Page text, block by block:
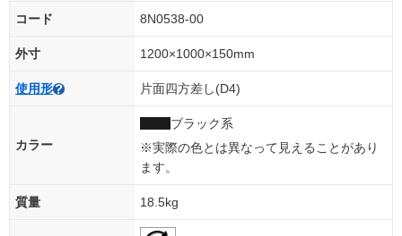
コード 8N0538-00
外寸 1200×1000×150mm
使用形 片面四方差し(D4)
カラー
ブラック系
※実際の色とは異なって見えることがあり
ます。
質量 18.5kg